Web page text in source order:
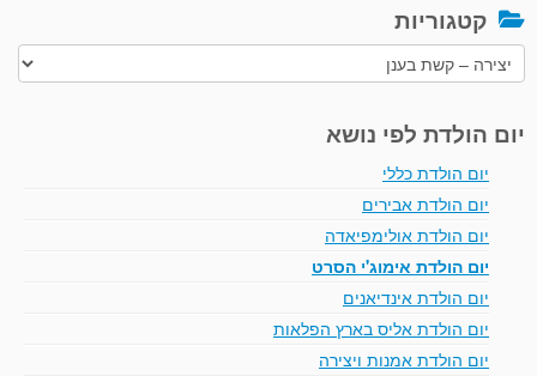
קטגוריות
קטגוריות
יום הולדת לפי נושא
יום הולדת כללי
יום הולדת אבירים
יום הולדת אולימפיאדה
יום הולדת אימוג'י הסרט
יום הולדת אינדיאנים
יום הולדת אליס בארץ הפלאות
יום הולדת אמנות ויצירה